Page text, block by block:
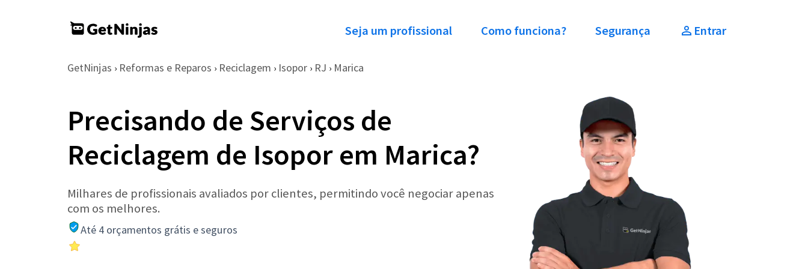
Seja um profissional Como funciona? Segurança Entrar
GetNinjas › Reformas e Reparos › Reciclagem › Isopor › RJ › Marica
Precisando de Serviços de
Reciclagem de Isopor em Marica?
Milhares de profissionais avaliados por clientes, permitindo você negociar apenas
com os melhores.
Até 4 orçamentos grátis e seguros